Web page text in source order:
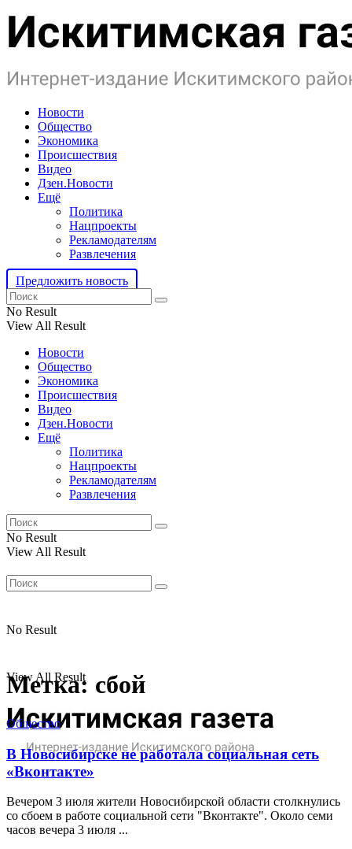
Новости
Общество
Экономика
Происшествия
Видео
Дзен.Новости
Ещё
Политика
Нацпроекты
Рекламодателям
Развлечения
Предложить новость
No Result
View All Result
Новости
Общество
Экономика
Происшествия
Видео
Дзен.Новости
Ещё
Политика
Нацпроекты
Рекламодателям
Развлечения
No Result
View All Result
No Result
View All Result
Метка: сбой
Общество
В Новосибирске не работала социальная сеть
«Вконтакте»
Вечером 3 июля жители Новосибирской области столкнулись
со сбоем в работе социальной сети "Вконтакте". Около семи
часов вечера 3 июля ...